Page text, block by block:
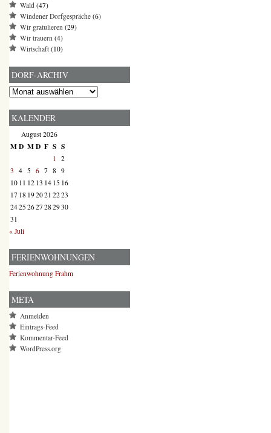
Wald (47)
Windener Dorfgespräche (6)
Wir gratulieren (29)
Wir trauern (4)
Wirtschaft (10)
DORF-ARCHIV
Dorf-
KALENDER
August 2026
MD MD F S S
1 2
3 4 5 6 7 8 9
10 11 12 13 14 15 16
17 18 192021 2223
2425 2627 28 2930
31
« Juli
FERIENWOHNUNGEN
Ferienwohnung Frahm
META
Anmelden
Eintrags-Feed
Kommentar-Feed
WordPress.org